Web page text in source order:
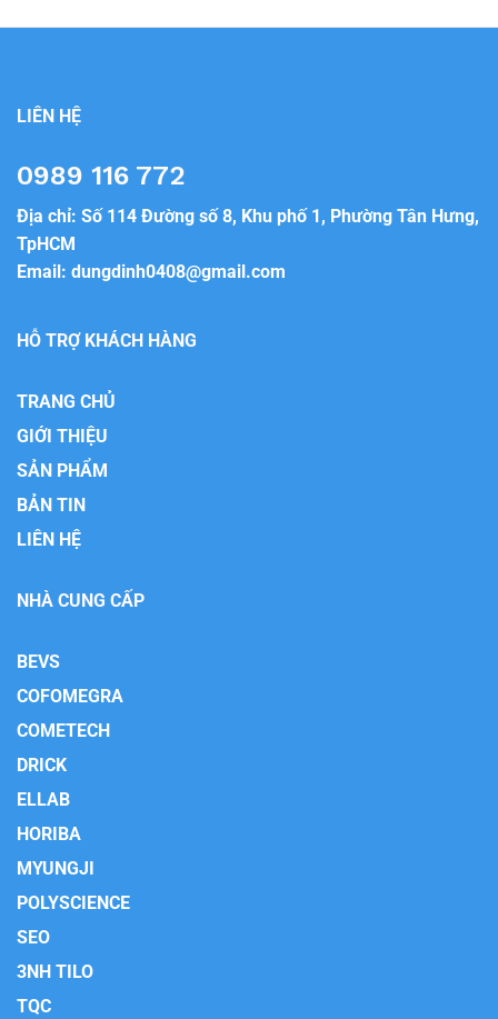
LIÊN HỆ
0989 116 772
Địa chỉ: Số 114 Đường số 8, Khu phố 1, Phường Tân Hưng,
TpHCM
Email: dungdinh0408@gmail.com
HỖ TRỢ KHÁCH HÀNG
TRANG CHỦ
GIỚI THIỆU
SẢN PHẨM
BẢN TIN
LIÊN HỆ
NHÀ CUNG CẤP
BEVS
COFOMEGRA
COMETECH
DRICK
ELLAB
HORIBA
MYUNGJI
POLYSCIENCE
SEO
3NH TILO
TQC